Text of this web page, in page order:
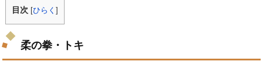
目次 [ひらく]
柔の拳・トキ